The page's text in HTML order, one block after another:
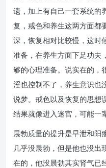
遗，加上有自己一套系统的
复，戒色和养生这两方面都
深，恢复相对比较慢，这时
准备，在养生方面下足功夫
够的心理准备。说实在的，
淫也控制不了，养生意识也
说梦。戒色以及恢复的思想
结果就像进入迷宫，可能一
晨勃质量的提升是早泄和阳
几乎没晨勃，但是他也没出
在的，他没晨勃其实肾气已